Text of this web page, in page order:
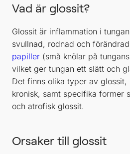
Vad är glossit?
Glossit är inflammation i
svullnad, rodnad och
papiller (små knölar på
vilket ger tungan ett slätt och
Det finns olika typer av glossit,
kronisk, samt specifika former
och atrofisk glossit.
Orsaker till glossit